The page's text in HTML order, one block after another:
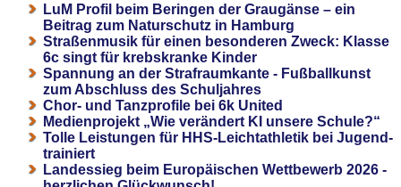
LuM Profil beim Beringen der Graugänse – ein
Beitrag zum Naturschutz in Hamburg
Straßenmusik für einen besonderen Zweck: Klasse
6c singt für krebskranke Kinder
Spannung an der Strafraumkante - Fußballkunst
zum Abschluss des Schuljahres
Chor- und Tanzprofile bei 6k United
Medienprojekt „Wie verändert KI unsere Schule?“
Tolle Leistungen für HHS-Leichtathletik bei Jugend-
trainiert
Landessieg beim Europäischen Wettbewerb 2026 -